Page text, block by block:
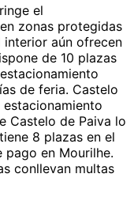
el
zonas protegidas
aún ofrecen
de 10 plazas
de feria. Castelo
Castelo de Paiva lo
8 plazas en el
pago en Mourilhe.
conllevan multas